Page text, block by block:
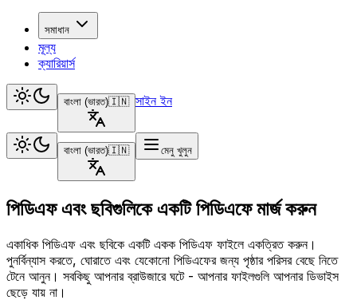
সমাধান
মূল্য
ক্যারিয়ার্স
বাংলা (ভারত)🇮🇳 সাইন ইন
বাংলা (ভারত)🇮🇳 মেনু খুলুন
পিডিএফ এবং ছবিগুলিকে একটি পিডিএফে মার্জ করুন
একাধিক পিডিএফ এবং ছবিকে একটি একক পিডিএফ ফাইলে একত্রিত করুন।
পুনর্বিন্যাস করতে, ঘোরাতে এবং যেকোনো পিডিএফের জন্য পৃষ্ঠার পরিসর বেছে নিতে
টেনে আনুন। সবকিছু আপনার ব্রাউজারে ঘটে - আপনার ফাইলগুলি আপনার ডিভাইস
ছেড়ে যায় না।